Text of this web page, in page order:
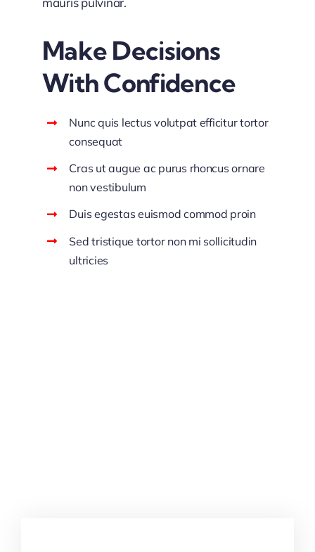
Make Decisions
With Confidence
Nunc quis lectus volutpat efficitur tortor
consequat
Cras ut augue ac purus rhoncus ornare
non vestibulum
Duis egestas euismod commod proin
Sed tristique tortor non mi sollicitudin
ultricies